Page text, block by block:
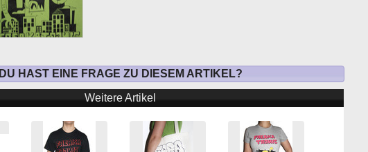
DU HAST EINE FRAGE ZU DIESEM ARTIKEL?
Weitere Artikel